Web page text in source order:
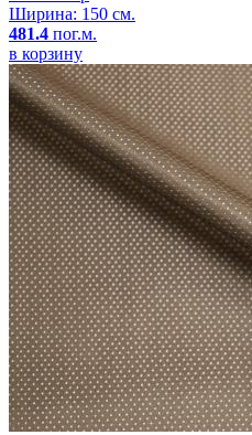
Ширина: 150 см.
481.4 пог.м.
в корзину